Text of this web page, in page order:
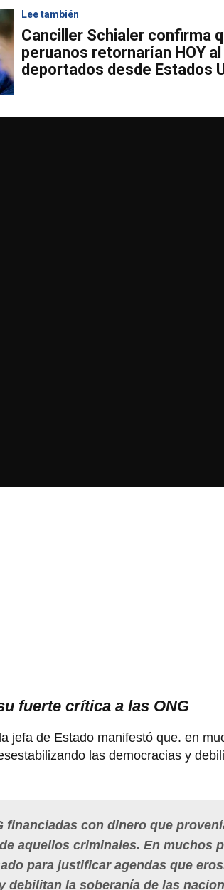
Lee también
Canciller Schialer confirma
peruanos retornarían HOY
deportados desde Estados
fuerte crítica a las ONG
jefa de Estado manifestó que. en
las democracias y
financiadas con dinero que
aquellos criminales. En muchos
para justificar agendas que
debilitan la soberanía de las